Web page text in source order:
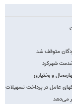
عامل در پرداخت تسهیلات
می‌دهد